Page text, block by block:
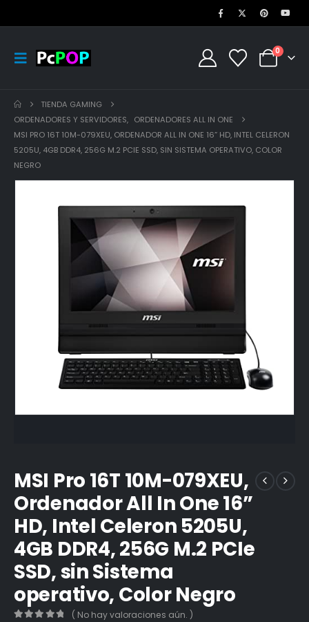
0
TIENDA GAMING
ORDENADORES Y SERVIDORES, ORDENADORES ALL IN ONE
MSI PRO 16T 10M-079XEU, ORDENADOR ALL IN ONE 16” HD, INTEL CELERON
5205U, 4GB DDR4, 256G M.2 PCIE SSD, SIN SISTEMA OPERATIVO, COLOR
NEGRO
MSI Pro 16T 10M-079XEU,
Ordenador All In One 16”
HD, Intel Celeron 5205U,
4GB DDR4, 256G M.2 PCIe
SSD, sin Sistema
operativo, Color Negro
( No hay valoraciones aún. )